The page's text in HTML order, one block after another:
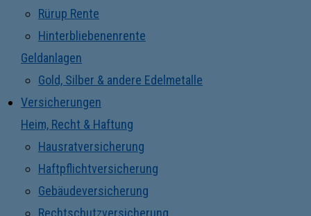
Rürup Rente
Hinterbliebenenrente
Geldanlagen
Gold, Silber & andere Edelmetalle
Versicherungen
Heim, Recht & Haftung
Hausratversicherung
Haftpflichtversicherung
Gebäudeversicherung
Rechtschutzversicherung